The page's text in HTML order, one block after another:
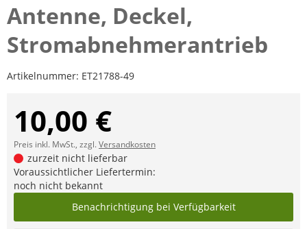
Antenne, Deckel,
Stromabnehmerantrieb
Artikelnummer: ET21788-49
10,00 €
Preis inkl. MwSt., zzgl.Versandkosten
zurzeit nicht lieferbar
Voraussichtlicher Liefertermin:
noch nicht bekannt
Benachrichtigung bei Verfügbarkeit